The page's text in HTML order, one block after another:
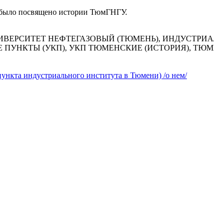
было посвящено истории ТюмГНГУ.
НЕФТЕГАЗОВЫЙ (ТЮМЕНЬ),
(УКП), УКП ТЮМЕНСКИЕ (ИСТОРИЯ),
индустриального института в Тюмени) /о нем/